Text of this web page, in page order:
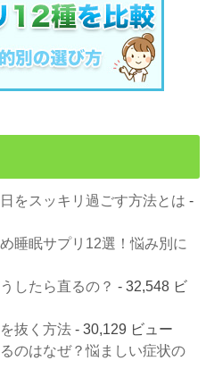
をスッキリ過ごす方法とは -
睡眠サプリ12選！悩み別に
したら直るの？ - 32,548 ビ
抜く方法 - 30,129 ビュー
のはなぜ？悩ましい症状の